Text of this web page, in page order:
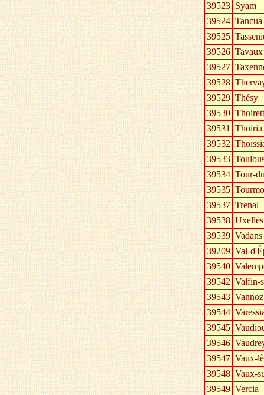
39523 Syam
39524 Tancua
39525
39526 Tavaux
39527
39528
39529 Thésy
39530
39531 Thoiria
39532
39533
39534 Tour-
39535
39537 Trenal
39538 Uxelles
39539 Vadans
39209 Val-
39540
39542 Valfin-
39543 Vannoz
39544
39545
39546
39547 Vaux-
39548 Vaux-
39549 Vercia